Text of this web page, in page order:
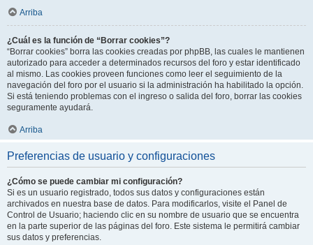
Arriba
¿Cuál es la función de “Borrar cookies”?
“Borrar cookies” borra las cookies creadas por phpBB, las cuales le mantienen
autorizado para acceder a determinados recursos del foro y estar identificado
al mismo. Las cookies proveen funciones como leer el seguimiento de la
navegación del foro por el usuario si la administración ha habilitado la opción.
Si está teniendo problemas con el ingreso o salida del foro, borrar las cookies
seguramente ayudará.
Arriba
Preferencias de usuario y configuraciones
¿Cómo se puede cambiar mi configuración?
Si es un usuario registrado, todos sus datos y configuraciones están
archivados en nuestra base de datos. Para modificarlos, visite el Panel de
Control de Usuario; haciendo clic en su nombre de usuario que se encuentra
en la parte superior de las páginas del foro. Este sistema le permitirá cambiar
sus datos y preferencias.